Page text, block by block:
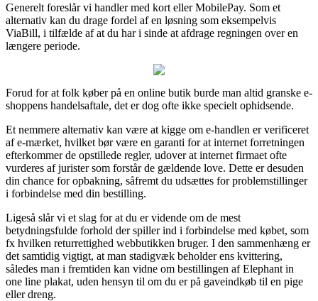
Generelt foreslår vi handler med kort eller MobilePay. Som et
alternativ kan du drage fordel af en løsning som eksempelvis
ViaBill, i tilfælde af at du har i sinde at afdrage regningen over en
længere periode.
Forud for at folk køber på en online butik burde man altid granske e-
shoppens handelsaftale, det er dog ofte ikke specielt ophidsende.
Et nemmere alternativ kan være at kigge om e-handlen er verificeret
af e-mærket, hvilket bør være en garanti for at internet forretningen
efterkommer de opstillede regler, udover at internet firmaet ofte
vurderes af jurister som forstår de gældende love. Dette er desuden
din chance for opbakning, såfremt du udsættes for problemstillinger
i forbindelse med din bestilling.
Ligeså slår vi et slag for at du er vidende om de mest
betydningsfulde forhold der spiller ind i forbindelse med købet, som
fx hvilken returrettighed webbutikken bruger. I den sammenhæng er
det samtidig vigtigt, at man stadigvæk beholder ens kvittering,
således man i fremtiden kan vidne om bestillingen af Elephant in
one line plakat, uden hensyn til om du er på gaveindkøb til en pige
eller dreng.